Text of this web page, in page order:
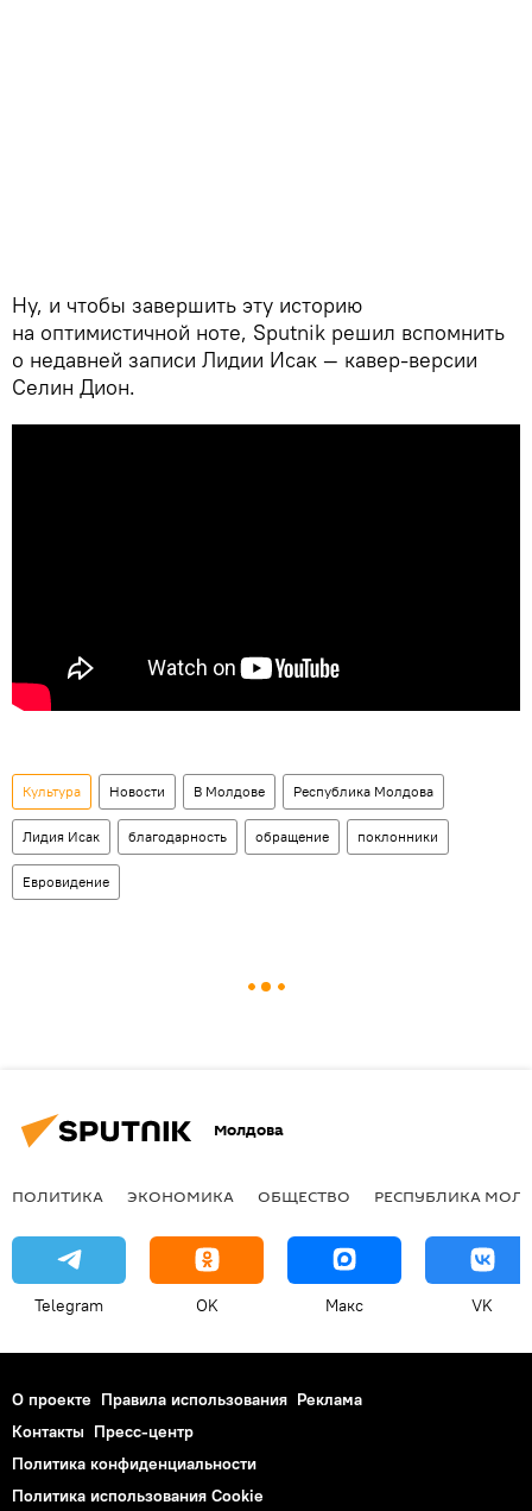
Ну, и чтобы завершить эту историю
на оптимистичной ноте, Sputnik решил вспомнить
о недавней записи Лидии Исак — кавер-версии
Селин Дион.
Культура Новости В Молдове Республика Молдова
Лидия Исак благодарность обращение поклонники
Евровидение
Молдова
ПОЛИТИКА ЭКОНОМИКА ОБЩЕСТВО РЕСПУБЛИКА
Telegram OK Макс VK
О проекте Правила использования Реклама
Контакты Пресс-центр
Политика конфиденциальности
Политика использования Cookie